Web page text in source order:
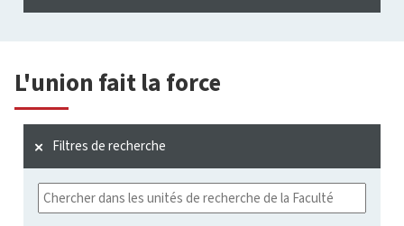
L'union fait la force
Filtres de recherche